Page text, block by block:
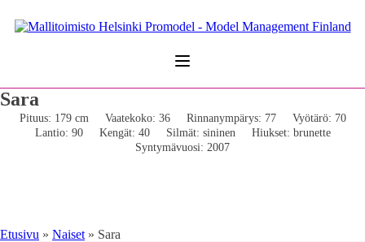
Sara
Pituus: 179 cm Vaatekoko: 36 Rinnanympärys: 77
Vyötärö: 70
Lantio: 90
Kengät: 40 Silmät: sininen
Hiukset: brunette
Syntymävuosi: 2007
Etusivu » Naiset » Sara